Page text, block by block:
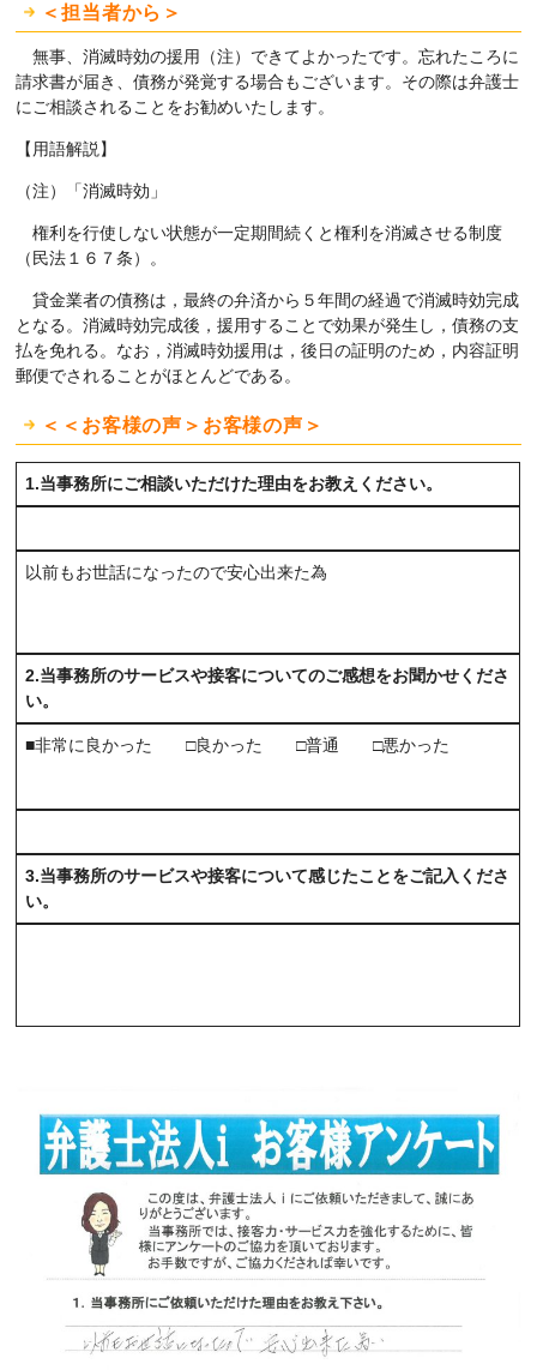
＜担当者から＞
無事、消滅時効の援用（注）できてよかったです。忘れたころに
請求書が届き、債務が発覚する場合もございます。その際は弁護士
にご相談されることをお勧めいたします。
【用語解説】
（注）「消滅時効」
権利を行使しない状態が一定期間続くと権利を消滅させる制度
（民法１６７条）。
貸金業者の債務は，最終の弁済から５年間の経過で消滅時効完成
となる。消滅時効完成後，援用することで効果が発生し，債務の支
払を免れる。なお，消滅時効援用は，後日の証明のため，内容証明
郵便でされることがほとんどである。
＜＜お客様の声＞お客様の声＞
1.当事務所にご相談いただけた理由をお教えください。
以前もお世話になったので安心出来た為
2.当事務所のサービスや接客についてのご感想をお聞かせくださ
い。
■非常に良かった □良かった □普通 □悪かった
3.当事務所のサービスや接客について感じたことをご記入くださ
い。